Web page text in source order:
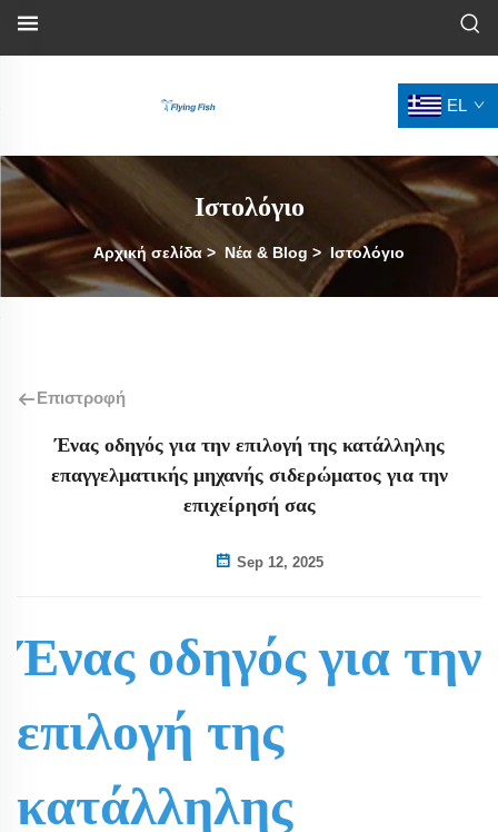
EL
Ιστολόγιο
Αρχική σελίδα> Νέα & Blog > Ιστολόγιο
Επιστροφή
Ένας οδηγός για την επιλογή της κατάλληλης
επαγγελματικής μηχανής σιδερώματος για την
επιχείρησή σας
Sep 12, 2025
Ένας οδηγός για την
επιλογή της
κατάλληλης